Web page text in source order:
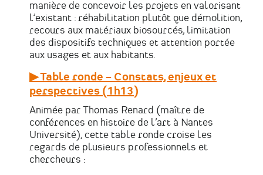
manière de concevoir les projets en valorisant
l’existant : réhabilitation plutôt que démolition,
recours aux matériaux biosourcés, limitation
des dispositifs techniques et attention portée
aux usages et aux habitants.
▶ Table ronde – Constats, enjeux et
perspectives (1h13)
Animée par Thomas Renard (maître de
conférences en histoire de l’art à Nantes
Université), cette table ronde croise les
regards de plusieurs professionnels et
chercheurs :